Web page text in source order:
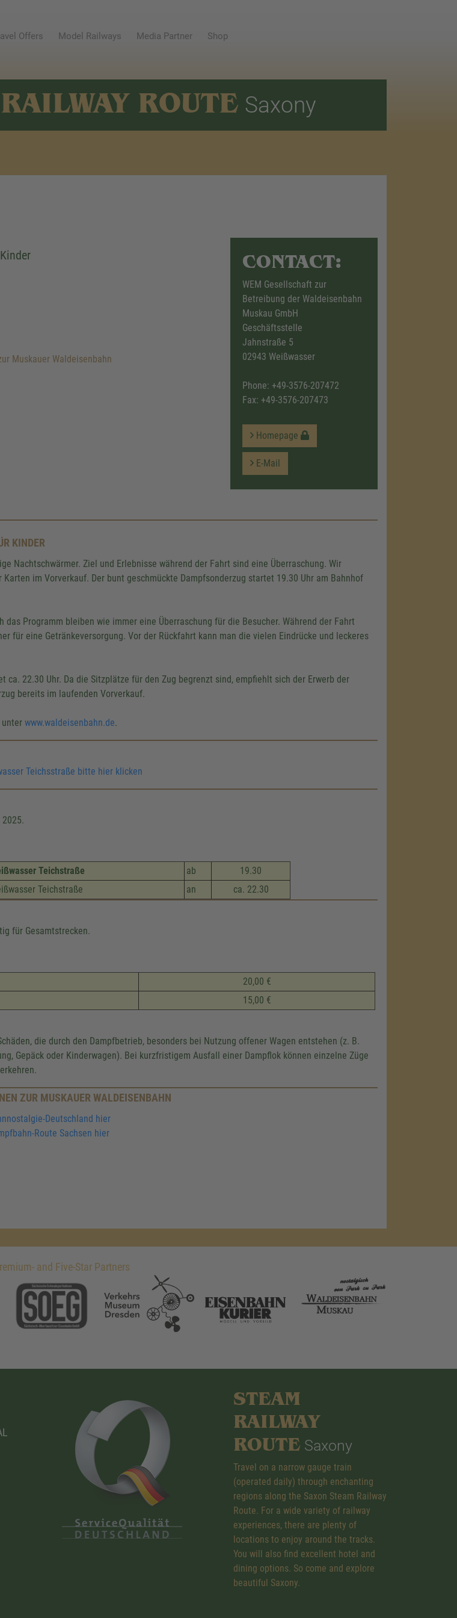
Offers Model Railways Media Partner Shop
ROUTE Saxony
Muskauer Waldeisenbahn
CONTACT:
WEM Gesellschaft zur
Betreibung der Waldeisenbahn
Muskau GmbH
Geschäftsstelle
Jahnstraße 5
02943 Weißwasser
Phone: +49-3576-207472
Fax: +49-3576-207473
Homepage
E-Mail
KINDER
Nachtschwärmer. Ziel und Erlebnisse während der Fahrt sind eine Überraschung. Wir
Karten im Vorverkauf. Der bunt geschmückte Dampfsonderzug startet 19.30 Uhr am Bahnhof
das Programm bleiben wie immer eine Überraschung für die Besucher. Während der Fahrt
für eine Getränkeversorgung. Vor der Rückfahrt kann man die vielen Eindrücke und leckeres
ca. 22.30 Uhr. Da die Sitzplätze für den Zug begrenzt sind, empfiehlt sich der Erwerb der
bereits im laufenden Vorverkauf.
www.waldeisenbahn.de.
Teichsstraße bitte hier klicken
Teichstraße ab
19.30
Teichstraße
an ca. 22.30
für Gesamtstrecken.
20,00 €
15,00 €
die durch den Dampfbetrieb, besonders bei Nutzung offener Wagen entstehen (z. B.
Gepäck oder Kinderwagen). Bei kurzfristigem Ausfall einer Dampflok können einzelne Züge
ZUR MUSKAUER WALDEISENBAHN
Deutschland hier
Route Sachsen hier
and Five-Star Partners
STEAM
RAILWAY
ROUTE Saxony
Travel on a narrow gauge train
(operated daily) through enchanting
regions along the Saxon Steam Railway
Route. For a wide variety of railway
experiences, there are plenty of
locations to enjoy around the tracks.
You will also find excellent hotel and
dining options. So come and explore
beautiful Saxony.